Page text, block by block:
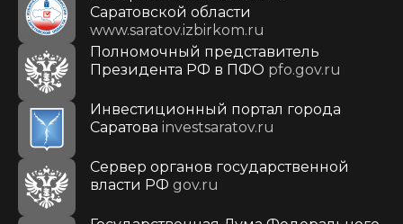
Саратовской области
www.saratov.izbirkom.ru
Полномочный представитель
Президента РФ в ПФО pfo.gov.ru
Инвестиционный портал города
Саратова investsaratov.ru
Сервер органов государственной
власти РФ gov.ru